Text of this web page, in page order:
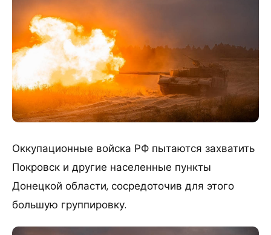
Оккупационные войска РФ пытаются захватить
Покровск и другие населенные пункты
Донецкой области, сосредоточив для этого
большую группировку.